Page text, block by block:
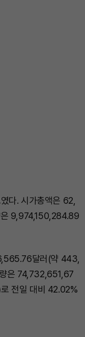
다. 시가총액은 62,
9,974,150,284.89
달러(약 443,
은 74,732,651,67
전일 대비 42.02%